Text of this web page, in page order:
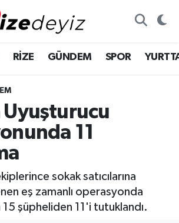
RİZE GÜNDEM SPOR
11
sokak satıcılarına
eş zamanlı operasyonda
15 şüpheliden 11'i tutuklandı.
Haritası
Durumu ve Fikstür
Haberleri